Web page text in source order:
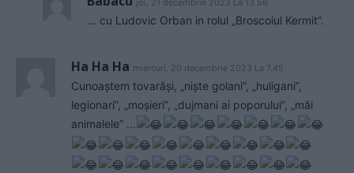
joi, 21 decembrie 2023 La 13.56
… cu Ludovic Orban in rolul „Broscoiul Kermit”.
Ha Ha Ha miercuri, 20 decembrie 2023 La 7.45
Cunoaștem tovarăși, „niște golani”, „huligani”,
legionari”, „moșieri”, „dujmani ai poporului”, „măi
animalele” …